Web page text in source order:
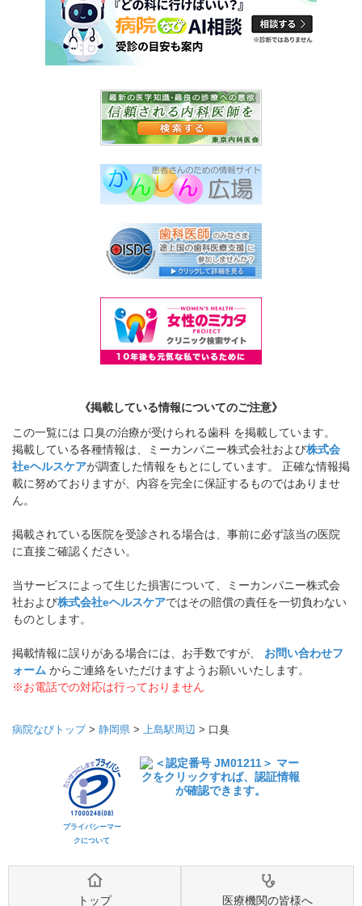
《掲載している情報についてのご注意》
この一覧には 口臭の治療が受けられる歯科 を掲載しています。
掲載している各種情報は、ミーカンパニー株式会社および株式会
社eヘルスケアが調査した情報をもとにしています。 正確な情報掲
載に努めておりますが、内容を完全に保証するものではありませ
ん。
掲載されている医院を受診される場合は、事前に必ず該当の医院
に直接ご確認ください。
当サービスによって生じた損害について、ミーカンパニー株式会
社および株式会社eヘルスケアではその賠償の責任を一切負わない
ものとします。
掲載情報に誤りがある場合には、お手数ですが、 お問い合わせフ
ォーム からご連絡をいただけますようお願いいたします。
※お電話での対応は行っておりません
病院なびトップ> 静岡県 > 上島駅周辺 > 口臭
プライバシーマー
クについて
トップ 医療機関の皆様へ